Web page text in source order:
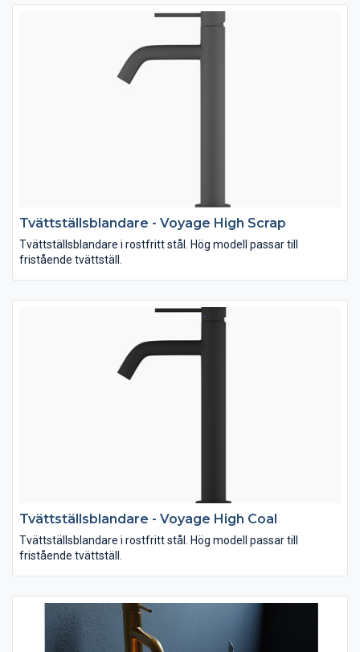
Tvättställsblandare - Voyage High Scrap
Tvättställsblandare i rostfritt stål. Hög modell passar till
fristående tvättställ.
Tvättställsblandare - Voyage High Coal
Tvättställsblandare i rostfritt stål. Hög modell passar till
fristående tvättställ.